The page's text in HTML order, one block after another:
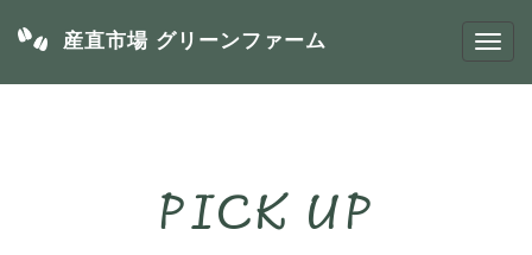
産直市場 グリーンファーム
PICK UP